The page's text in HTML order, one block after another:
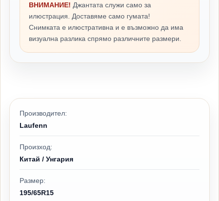
ВНИМАНИЕ! Джантата служи само за
илюстрация. Доставяме само гумата!
Снимката е илюстративна и е възможно да има
визуална разлика спрямо различните размери.
Производител:
Laufenn
Произход:
Китай / Унгария
Размер:
195/65R15